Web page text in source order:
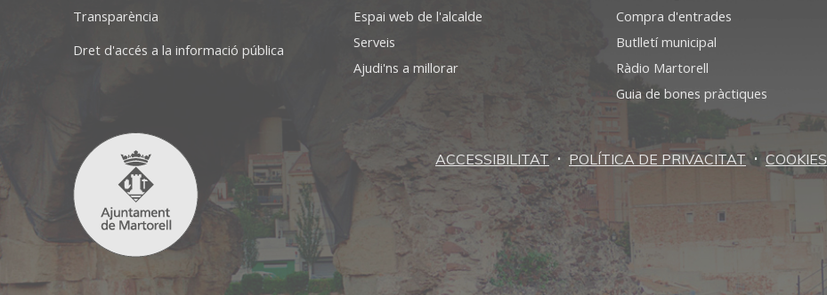
Transparència
Dret d'accés a la informació pública
Espai web de l'alcalde
Serveis
Ajudi'ns a millorar
Compra d'entrades
Butlletí municipal
Ràdio Martorell
Guia de bones pràctiques
ACCESSIBILITAT · POLÍTICA DE PRIVACITAT · COOKIES